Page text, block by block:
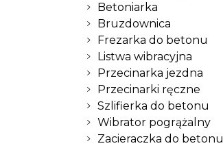
Betoniarka
Bruzdownica
Frezarka do betonu
Listwa wibracyjna
Przecinarka jezdna
Przecinarki ręczne
Szlifierka do betonu
Wibrator pogrążalny
Zacieraczka do betonu